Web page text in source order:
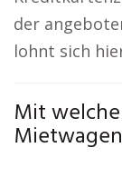
der
lohnt sich
Mit